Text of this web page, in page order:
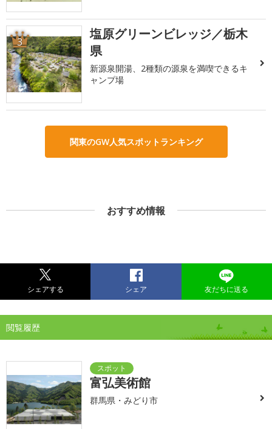
3
塩原グリーンビレッジ／栃木
県
新源泉開湯、2種類の源泉を満喫できるキ
ャンプ場
関東のGW人気スポットランキング
おすすめ情報
シェアする シェア 友だちに送る
閲覧履歴
富弘美術館
群馬県・みどり市